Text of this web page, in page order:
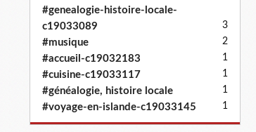
#genealogie-histoire-locale-
c19033089
3
#musique 2
#accueil-c19032183 1
#cuisine-c19033117 1
#généalogie, histoire locale 1
#voyage-en-islande-c19033145 1